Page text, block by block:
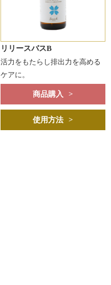
リリースバスB
活力をもたらし排出力を高める
ケアに。
商品購入
使用方法